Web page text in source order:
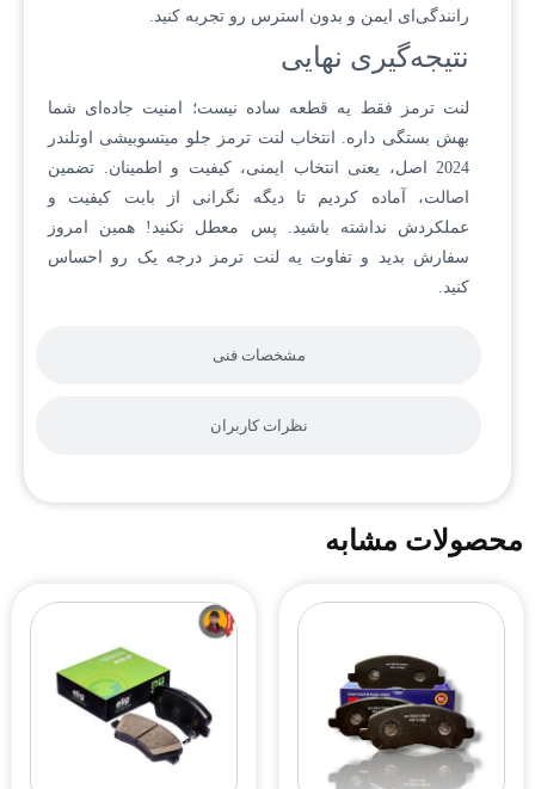
مشخصات فنی
نظرات کاربران
رانندگی‌ای ایمن و بدون استرس رو تجربه کنید.
نتیجه‌گیری نهایی
لنت ترمز فقط یه قطعه ساده نیست؛ امنیت جاده‌ای شما
بهش بستگی داره. انتخاب لنت ترمز جلو میتسوبیشی اوتلندر
2024 اصل، یعنی انتخاب ایمنی، کیفیت و اطمینان. تضمین
اصالت، آماده کردیم تا دیگه نگرانی از بابت کیفیت و
عملکردش نداشته باشید. پس معطل نکنید! همین امروز
سفارش بدید و تفاوت یه لنت ترمز درجه یک رو احساس
کنید.
محصولات مشابه